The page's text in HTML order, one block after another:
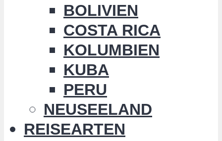
BOLIVIEN
COSTA RICA
KOLUMBIEN
KUBA
PERU
NEUSEELAND
REISEARTEN